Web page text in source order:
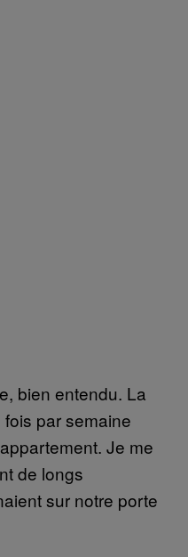
bien entendu. La
par semaine
Je me
de longs
sur notre porte